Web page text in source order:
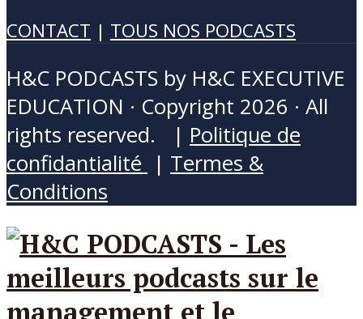
CONTACT | TOUS NOS PODCASTS
H&C PODCASTS by H&C EXECUTIVE
EDUCATION · Copyright 2026 · All
rights reserved. | Politique de
confidantialité | Termes &
Conditions